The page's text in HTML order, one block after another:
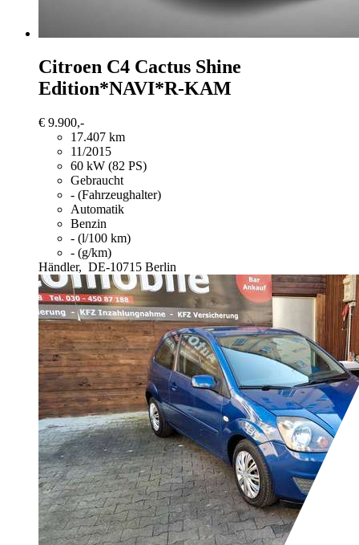
Citroen C4 Cactus Shine
Edition*NAVI*R-KAM
€ 9.900,-
17.407 km
11/2015
60 kW (82 PS)
Gebraucht
- (Fahrzeughalter)
Automatik
Benzin
- (l/100 km)
- (g/km)
Händler, DE-10715 Berlin